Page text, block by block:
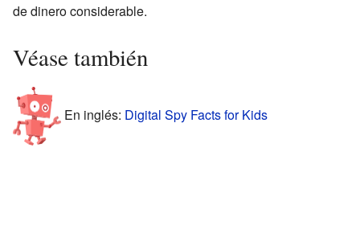
de dinero considerable.
Véase también
En inglés: Digital Spy Facts for Kids